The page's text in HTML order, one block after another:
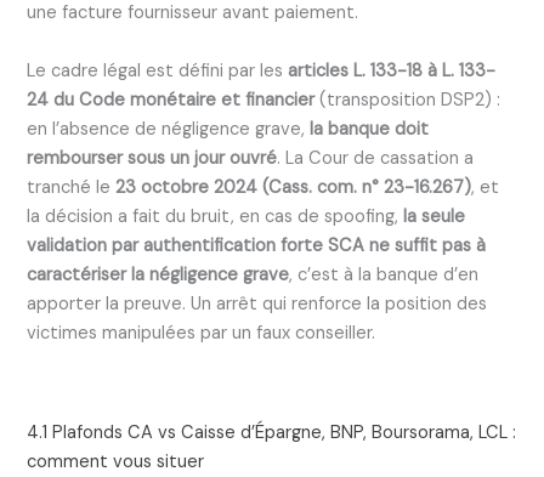
une facture fournisseur avant paiement.
Le cadre légal est défini par les articles L. 133-18 à L. 133-
24 du Code monétaire et financier(transposition DSP2) :
en l’absence de négligence grave,la banque doit
rembourser sous un jour ouvré. La Cour de cassation a
tranché le23 octobre 2024 (Cass. com. n° 23-16.267), et
la décision a fait du bruit, en cas de spoofing,la seule
validation par authentification forte SCA ne suffit pas à
caractériser la négligence grave, c’est à la banque d’en
apporter la preuve. Un arrêt qui renforce la position des
victimes manipulées par un faux conseiller.
4.1 Plafonds CA vs Caisse d’Épargne, BNP, Boursorama, LCL :
comment vous situer